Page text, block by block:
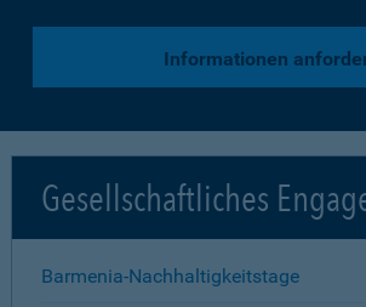
Informationen
Gesellschaftliches
Barmenia-Nachhaltigkeitstage